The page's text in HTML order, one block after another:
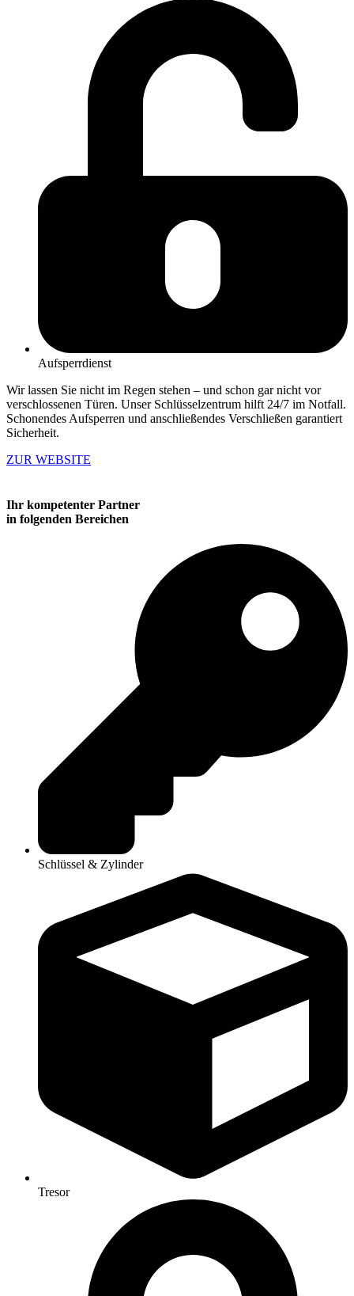
Aufsperrdienst
Wir lassen Sie nicht im Regen stehen – und schon gar nicht vor
verschlossenen Türen. Unser Schlüsselzentrum hilft 24/7 im Notfall.
Schonendes Aufsperren und anschließendes Verschließen garantiert
Sicherheit.
ZUR WEBSITE
Ihr kompetenter Partner
in folgenden Bereichen
Schlüssel & Zylinder
Tresor